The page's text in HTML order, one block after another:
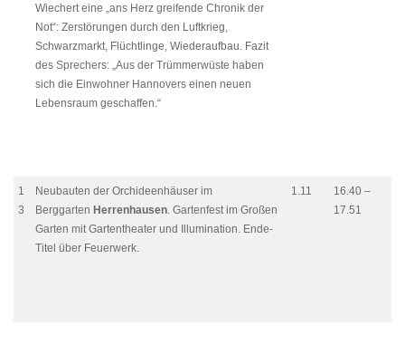
Wiechert eine „ans Herz greifende Chronik der
Not“: Zerstörungen durch den Luftkrieg,
Schwarzmarkt, Flüchtlinge, Wiederaufbau. Fazit
des Sprechers: „Aus der Trümmerwüste haben
sich die Einwohner Hannovers einen neuen
Lebensraum geschaffen.“
1
3
Neubauten der Orchideenhäuser im
Berggarten Herrenhausen. Gartenfest im Großen
Garten mit Gartentheater und Illumination. Ende-
Titel über Feuerwerk.
1.11
16.40 –
17.51